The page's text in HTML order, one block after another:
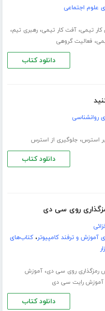
علوم اجتماعی
تیمی،آفت کار تیمی،رهبری تیم،
، فعالیت گروهی
دانلود کتاب
روانشناسی
استرس، جلوگیری از استرس
دانلود کتاب
روی سی دی
آموزش و ترفند کامپیوتر،کتاب‌های
رمزگذاری روی سی دی،آموزش
آموزش رایت سی دی
دانلود کتاب